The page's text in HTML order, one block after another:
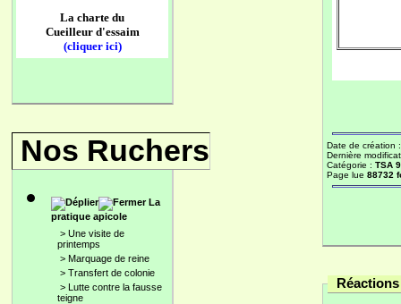
La charte du
Cueilleur d'essaim
(cliquer ici)
Nos Ruchers
La
pratique apicole
> Une visite de
printemps
> Marquage de reine
> Transfert de colonie
> Lutte contre la fausse
teigne
Date de création
Dernière
Catégorie : TSA
Page lue 88732